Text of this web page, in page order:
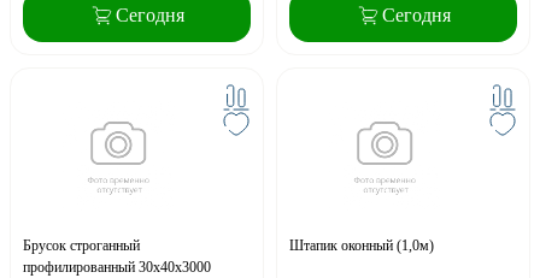
Сегодня Сегодня
Брусок строганный
профилированный 30х40х3000
Штапик оконный (1,0м)